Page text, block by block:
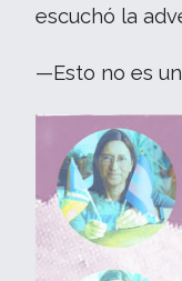
escuchó la
—Esto no es